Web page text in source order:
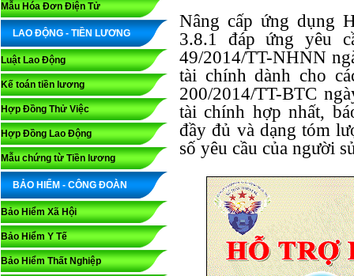
Mẫu Hóa Đơn Điện Tử
LAO ĐỘNG - TIỀN LƯƠNG
Luật Lao Động
Kế toán tiền lương
Hợp Đồng Thử Việc
Hợp Đồng Lao Động
Mẫu chứng từ Tiền lương
BẢO HIỂM - CÔNG ĐOÀN
Bảo Hiểm Xã Hội
Bảo Hiểm Y Tế
Bảo Hiểm Thất Nghiệp
Nâng cấp ứng dụng
3.8.1 đáp ứng yêu
49/2014/TT-NHNN
tài chính dành cho
200/2014/TT-BTC
tài chính hợp nhất,
đầy đủ và dạng tóm
số yêu cầu của người